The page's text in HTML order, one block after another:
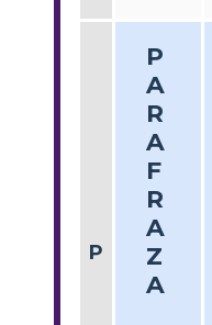
P
P
A
R
A
F
R
A
Z
A